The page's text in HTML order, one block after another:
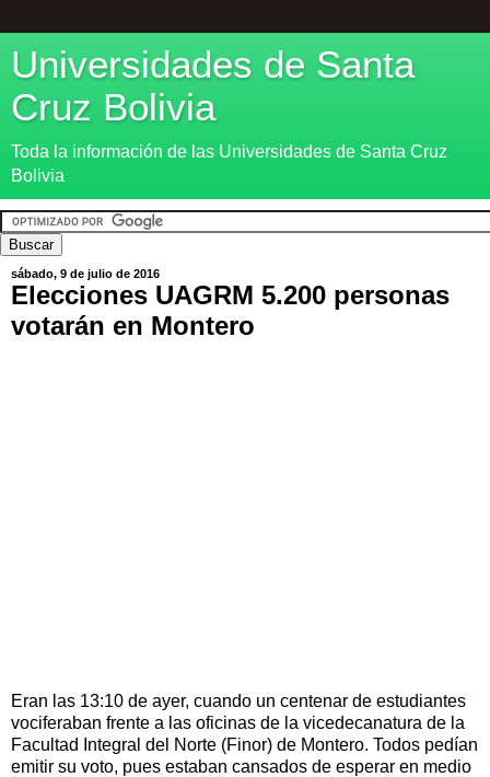
Universidades de Santa
Cruz Bolivia
Toda la información de las Universidades de Santa Cruz
Bolivia
sábado, 9 de julio de 2016
Elecciones UAGRM 5.200 personas
votarán en Montero
Eran las 13:10 de ayer, cuando un centenar de estudiantes
vociferaban frente a las oficinas de la vicedecanatura de la
Facultad Integral del Norte (Finor) de Montero. Todos pedían
emitir su voto, pues estaban cansados de esperar en medio